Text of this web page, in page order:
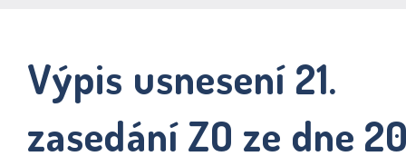
Výpis usnesení 21.
zasedání ZO ze dne